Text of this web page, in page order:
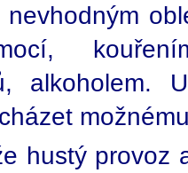
nevhodným
alkoholem.
hustý provoz